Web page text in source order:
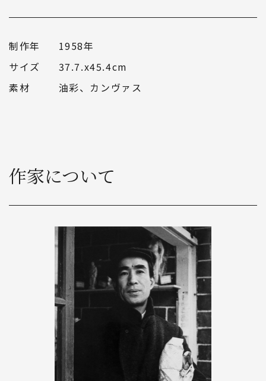
制作年
1958年
サイズ
37.7.x45.4cm
素材
油彩、カンヴァス
作家について